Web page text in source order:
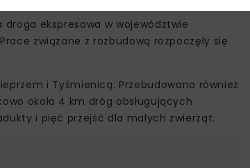
droga ekspresowa w województwie
związane z rozbudową rozpoczęły się
i Tyśmienicą. Przebudowano również
około 4 km dróg obsługujących
i pięć przejść dla małych zwierząt.